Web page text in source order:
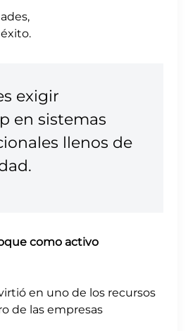
exigir
en sistemas
llenos de
como activo
en uno de los recursos
de las empresas